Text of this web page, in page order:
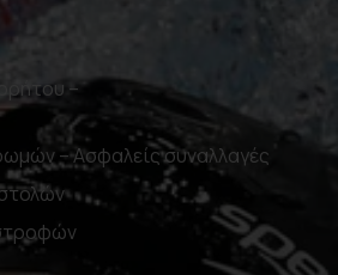
–
– Ασφαλείς συναλλαγές